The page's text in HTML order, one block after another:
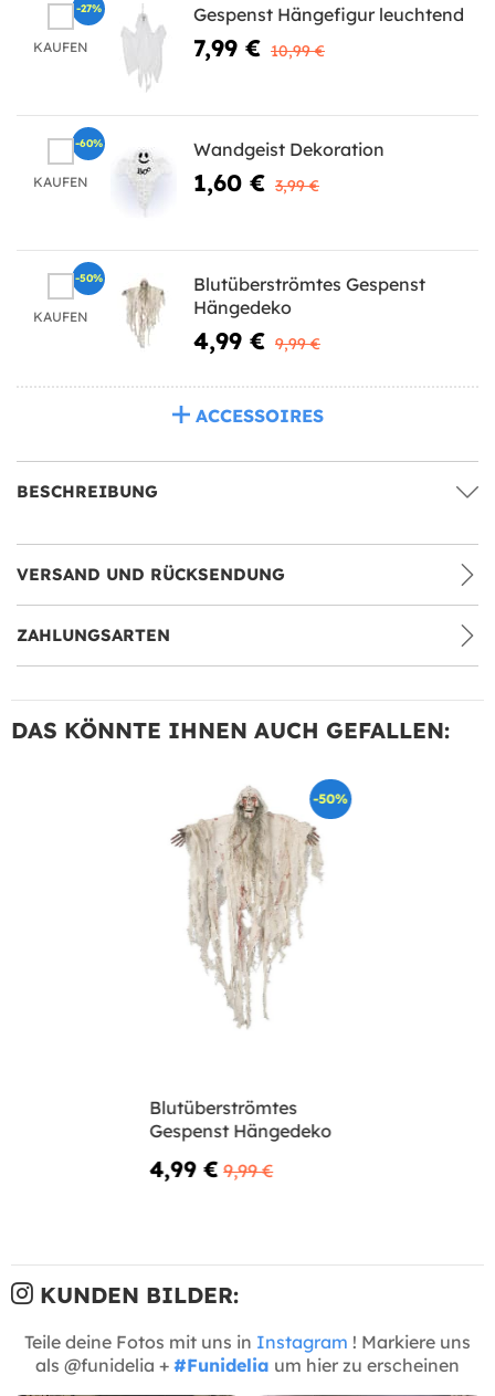
KAUFEN
Gespenst Hängefigur leuchtend
7,99 € 10,99 €
-27%
KAUFEN
Wandgeist Dekoration
1,60 € 3,99 €
-60%
KAUFEN
Blutüberströmtes Gespenst
Hängedeko
4,99 € 9,99 €
-50%
ACCESSOIRES
BESCHREIBUNG
VERSAND UND RÜCKSENDUNG
ZAHLUNGSARTEN
DAS KÖNNTE IHNEN AUCH GEFALLEN:
-50%
Blutüberströmtes
Gespenst Hängedeko
4,99 € 9,99 €
KUNDEN BILDER:
Teile deine Fotos mit uns in Instagram ! Markiere uns
als @funidelia + #Funidelia um hier zu erscheinen